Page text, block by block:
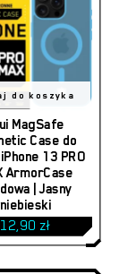
do koszyka
MagSafe
Case do
13 PRO
ArmorCase
| Jasny
niebieski
12,90 zł